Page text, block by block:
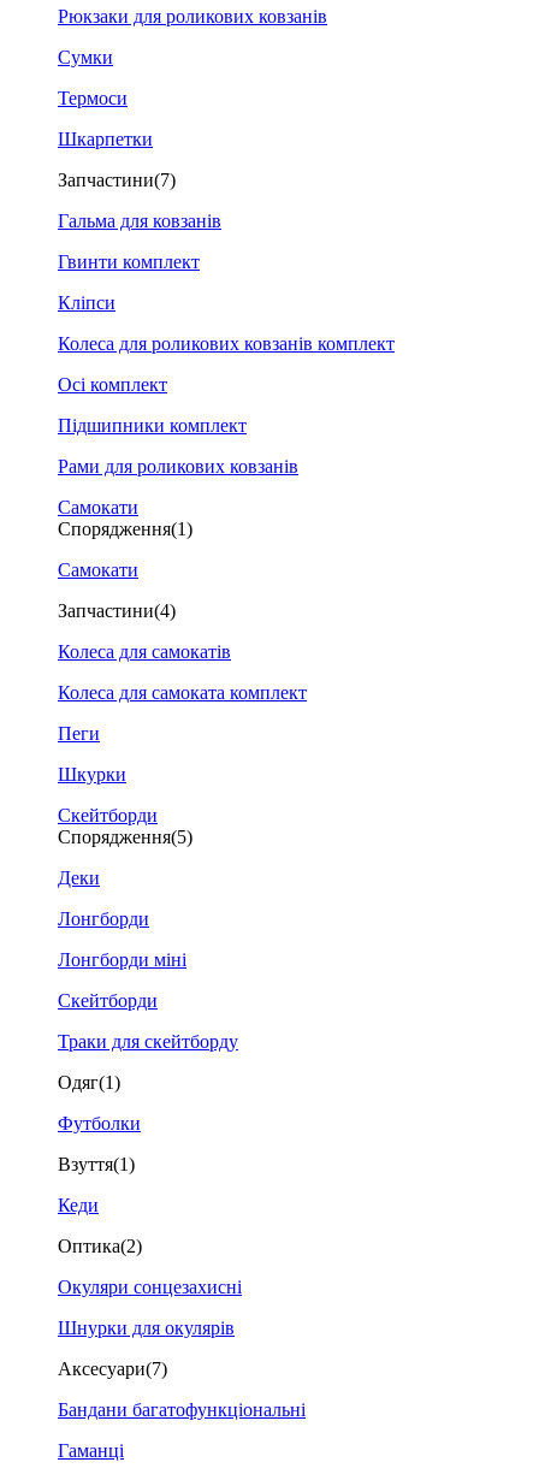
Рюкзаки для роликових ковзанів
Сумки
Термоси
Шкарпетки
Запчастини(7)
Гальма для ковзанів
Гвинти комплект
Кліпси
Колеса для роликових ковзанів комплект
Осі комплект
Підшипники комплект
Рами для роликових ковзанів
Самокати
Спорядження(1)
Самокати
Запчастини(4)
Колеса для самокатів
Колеса для самоката комплект
Пеги
Шкурки
Скейтборди
Спорядження(5)
Деки
Лонгборди
Лонгборди міні
Скейтборди
Траки для скейтборду
Одяг(1)
Футболки
Взуття(1)
Кеди
Оптика(2)
Окуляри сонцезахисні
Шнурки для окулярів
Аксесуари(7)
Бандани багатофункціональні
Гаманці